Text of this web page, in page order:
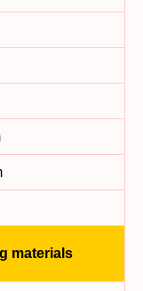
materials